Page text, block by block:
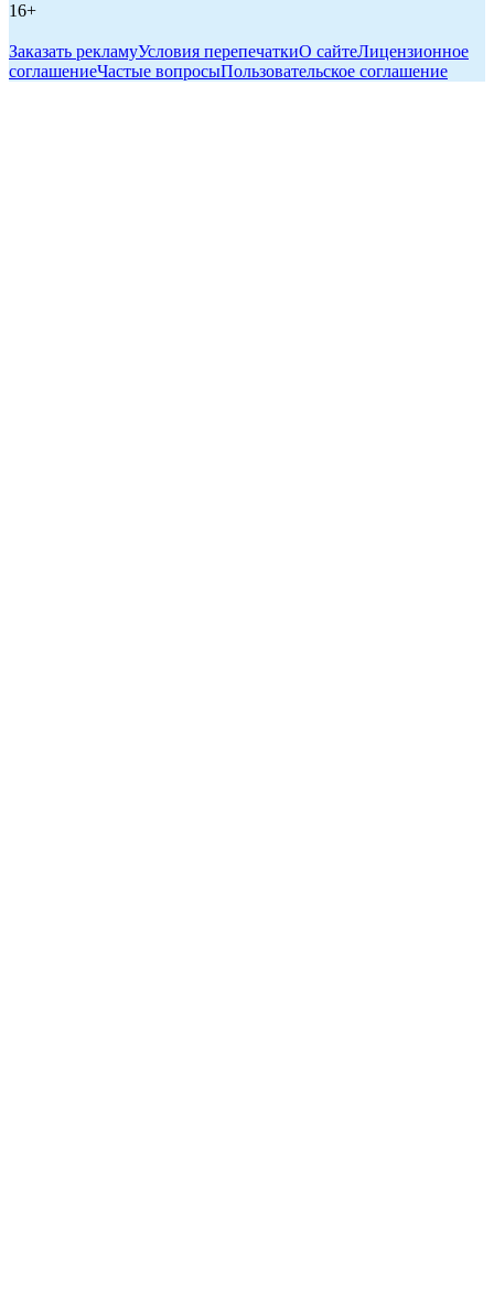
16+
Заказать рекламуУсловия перепечаткиО сайтеЛицензионное
соглашениеЧастые вопросыПользовательское соглашение